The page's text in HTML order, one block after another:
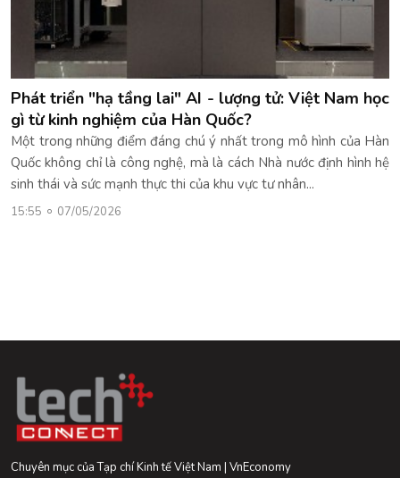
Phát triển "hạ tầng lai" AI - lượng tử: Việt Nam học
gì từ kinh nghiệm của Hàn Quốc?
Một trong những điểm đáng chú ý nhất trong mô hình của Hàn
Quốc không chỉ là công nghệ, mà là cách Nhà nước định hình hệ
sinh thái và sức mạnh thực thi của khu vực tư nhân...
15:55 07/05/2026
Chuyên mục của Tạp chí Kinh tế Việt Nam | VnEconomy